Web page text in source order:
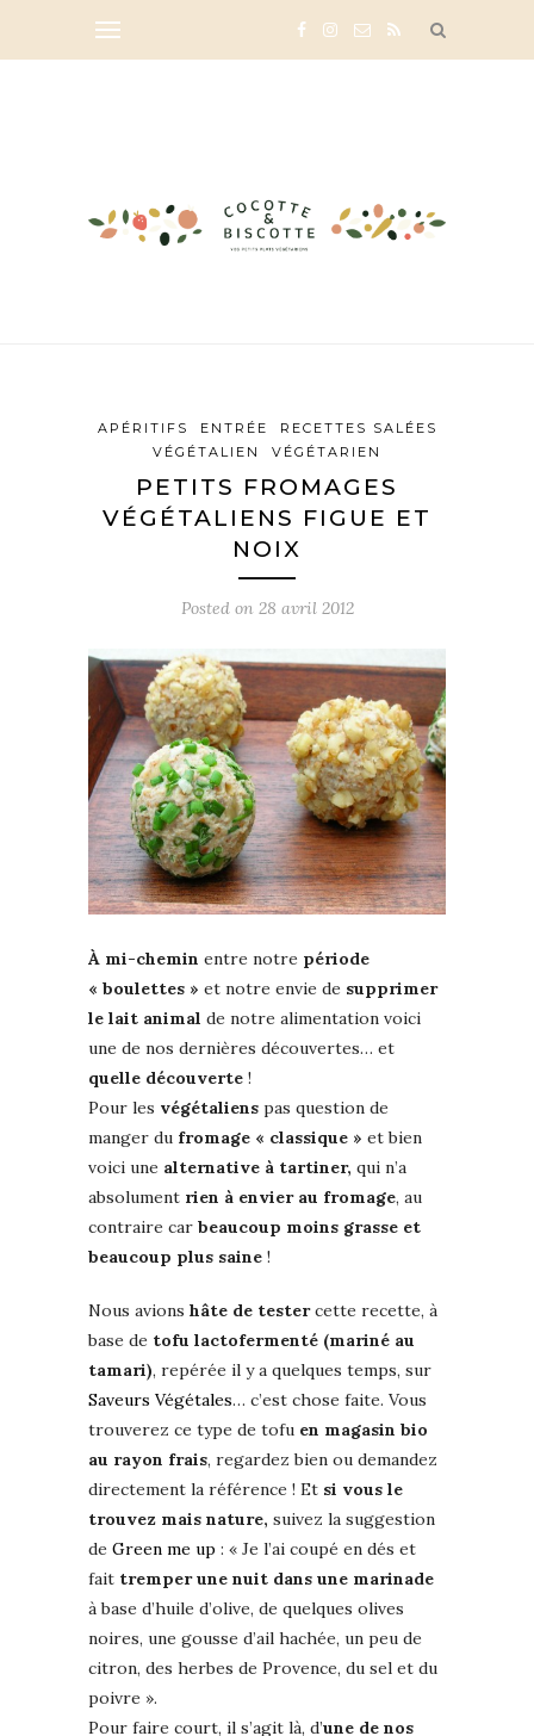
APÉRITIFS ENTRÉE
RECETTES SALÉES
VÉGÉTALIEN
VÉGÉTARIEN
PETITS FROMAGES
VÉGÉTALIENS FIGUE ET
NOIX
Posted on 28 avril 2012
À mi-chemin entre notre période
« boulettes » et notre envie de supprimer
le lait animal de notre alimentation voici
une de nos dernières découvertes… et
quelle découverte !
Pour les végétaliens pas question de
manger du fromage « classique » et bien
voici une alternative à tartiner, qui n’a
absolument rien à envier au fromage, au
contraire car beaucoup moins grasse et
beaucoup plus saine !
Nous avions hâte de testercette recette, à
base de tofu lactofermenté (mariné au
tamari), repérée il y a quelques temps, sur
Saveurs Végétales… c’est chose faite. Vous
trouverez ce type de tofu en magasin bio
au rayon frais, regardez bien ou demandez
directement la référence ! Et si vous le
trouvez mais nature, suivez la suggestion
de Green me up : « Je l’ai coupé en dés et
fait tremper une nuit dans une marinade
à base d’huile d’olive, de quelques olives
noires, une gousse d’ail hachée, un peu de
citron, des herbes de Provence, du sel et du
poivre ».
Pour faire court, il s’agit là, d’une de nos